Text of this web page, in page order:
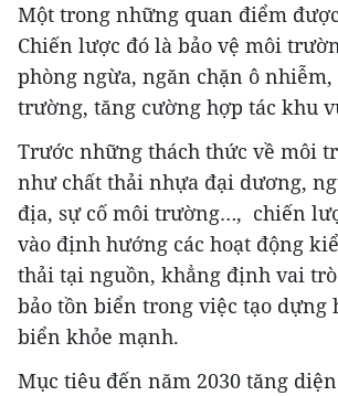
Một trong những quan điểm
Chiến lược đó là bảo vệ môi
phòng ngừa, ngăn chặn ô nhiễm,
trường, tăng cường hợp tác khu
Trước những thách thức về môi
như chất thải nhựa đại dương,
địa, sự cố môi trường…, chiến
vào định hướng các hoạt động
thải tại nguồn, khẳng định vai
bảo tồn biển trong việc tạo dựng
biển khỏe mạnh.
Mục tiêu đến năm 2030 tăng